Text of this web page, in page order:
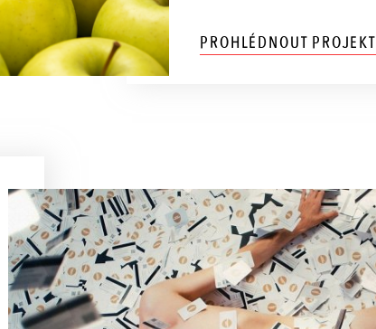
PROHLÉDNOUT PROJEKT